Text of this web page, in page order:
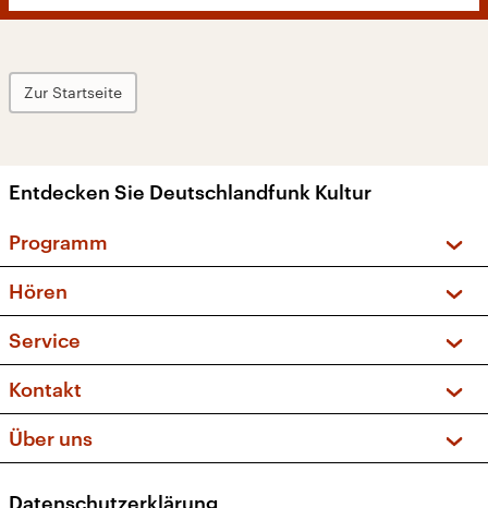
Zur Startseite
Entdecken Sie Deutschlandfunk Kultur
Programm
Sendungen und Podcasts
Musikliste
Kakadu – Das Kinderprogramm
Hören
Frequenzen (UKW + DAB+)
Service
FAQ
Apps
Newsletter
Kontakt
Social Media
Über uns
Datenschutzerklärung